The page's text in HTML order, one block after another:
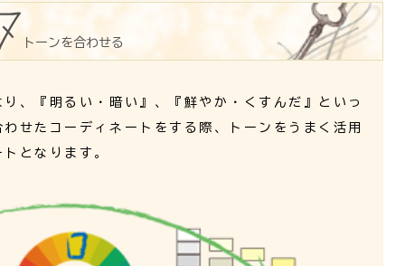
トーンを合わせる
、 『明るい・暗い』 、 『鮮やか・くすんだ』
といっ
せたコーディネートをする際、トーンをうまく活用
となります。